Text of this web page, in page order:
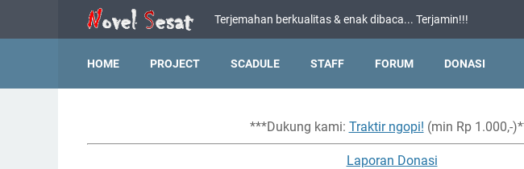
Terjemahan berkualitas & enak dibaca... Terjamin!!!
HOME PROJECT SCADULE STAFF FORUM DONASI
***Dukung kami: Traktir ngopi! (min Rp 1.000,-
Laporan Donasi